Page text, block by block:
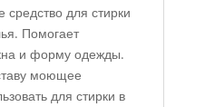
для стирки
Помогает
и форму одежды.
моющее
для стирки в